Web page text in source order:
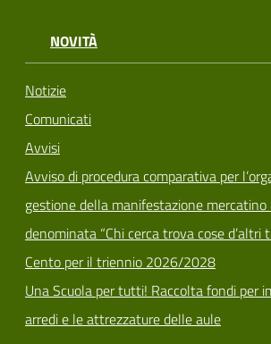
NOVITÀ
Notizie
Comunicati
Avvisi
Avviso di procedura comparativa per
gestione della manifestazione
denominata “Chi cerca trova cose d’altri
Cento per il triennio 2026/2028
Una Scuola per tutti! Raccolta fondi per
arredi e le attrezzature delle aule